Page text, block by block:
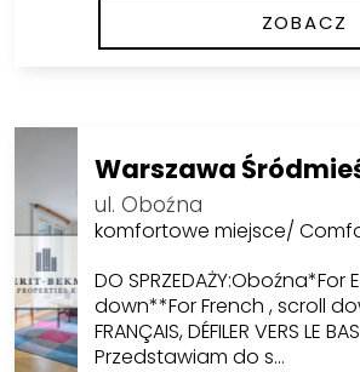
ZOBACZ
Warszawa
ul. Oboźna
komfortowe miejsce/
DO SPRZEDAŻY:Oboźna*For
down**For French , scroll
FRANÇAIS, DÉFILER VERS LE
Przedstawiam do s…